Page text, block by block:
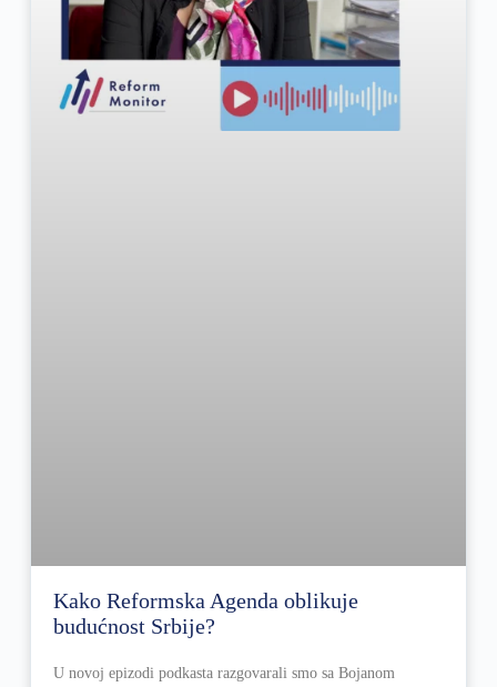
Kako Reformska Agenda oblikuje
budućnost Srbije?
U novoj epizodi podkasta razgovarali smo sa Bojanom